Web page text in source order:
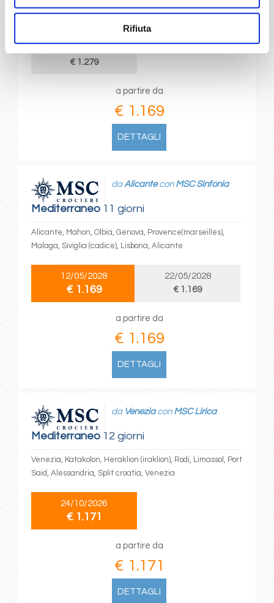
Rifiuta
02/07/2027
12/07/2027
€ 1.279
a partire da
€ 1.169
DETTAGLI
Mediterraneo11 giorni
daAlicantecon MSC Sinfonia
Alicante, Mahon, Olbia, Genova, Provence(marseilles),
Malaga, Siviglia (cadice), Lisbona, Alicante
12/05/2028
€ 1.169
22/05/2028
€ 1.169
a partire da
€ 1.169
DETTAGLI
Mediterraneo12 giorni
da Veneziacon MSC Lirica
Venezia, Katakolon, Heraklion (iraklion), Rodi, Limassol, Port
Said, Alessandria, Split croatia, Venezia
24/10/2026
€ 1.171
a partire da
€ 1.171
DETTAGLI